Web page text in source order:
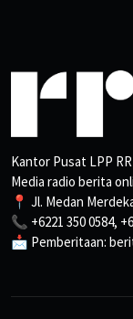
Kantor Pusat LPP
Media radio berita
📍 Jl. Medan
📞 +6221 350 0584,
📩 Pemberitaan: